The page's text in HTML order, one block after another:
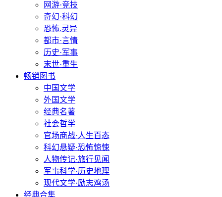
网游·竞技
奇幻·科幻
恐怖.灵异
都市·言情
历史·军事
末世·重生
畅销图书
中国文学
外国文学
经典名著
社会哲学
官场商战·人生百态
科幻悬疑·恐怖惊悚
人物传记·旅行见闻
军事科学·历史地理
现代文学·励志鸡汤
经典合集